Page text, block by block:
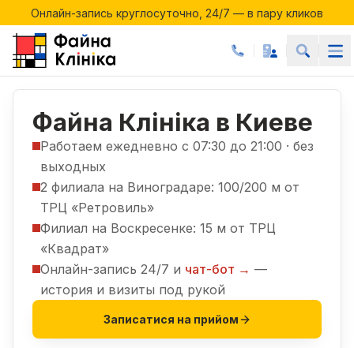
Онлайн-запись круглосуточно, 24/7 — в пару кликов
Онлайн-запись круглосуточно, 24/7 — в пару кликов
Файна Клініка в Киеве
Работаем ежедневно с 07:30 до 21:00 · без
выходных
2 филиала на Виноградаре: 100/200 м от
ТРЦ «Ретровиль»
Филиал на Воскресенке: 15 м от ТРЦ
«Квадрат»
Онлайн-запись 24/7 и чат-бот → —
история и визиты под рукой
Записатися на прийом